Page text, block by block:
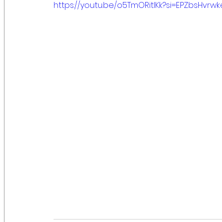
https://youtu.be/